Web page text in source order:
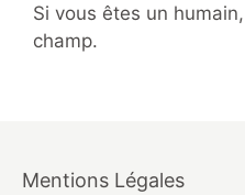
Si vous êtes un
champ.
Mentions Légales